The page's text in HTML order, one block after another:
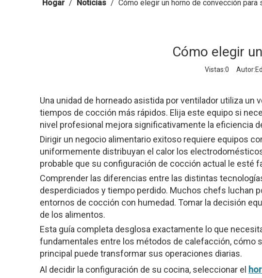
Hogar / Noticias / Cómo elegir un horno de convección para
Cómo elegir
Vistas:0
Una unidad de horneado asistida por ventilador utiliza
tiempos de cocción más rápidos. Elija este equipo si
nivel profesional mejora significativamente la eficiencia
Dirigir un negocio alimentario exitoso requiere equipos
uniformemente distribuyan el calor los
probable que su configuración de cocción actual le esté
Comprender las diferencias entre las distintas
desperdiciados y tiempo perdido. Muchos chefs luchan
entornos de cocción con humedad. Tomar la decisión
de los alimentos.
Esta guía completa desglosa exactamente lo que
fundamentales entre los métodos de calefacción, cómo
principal puede transformar sus operaciones diarias.
Al decidir la configuración de su cocina, seleccionar el